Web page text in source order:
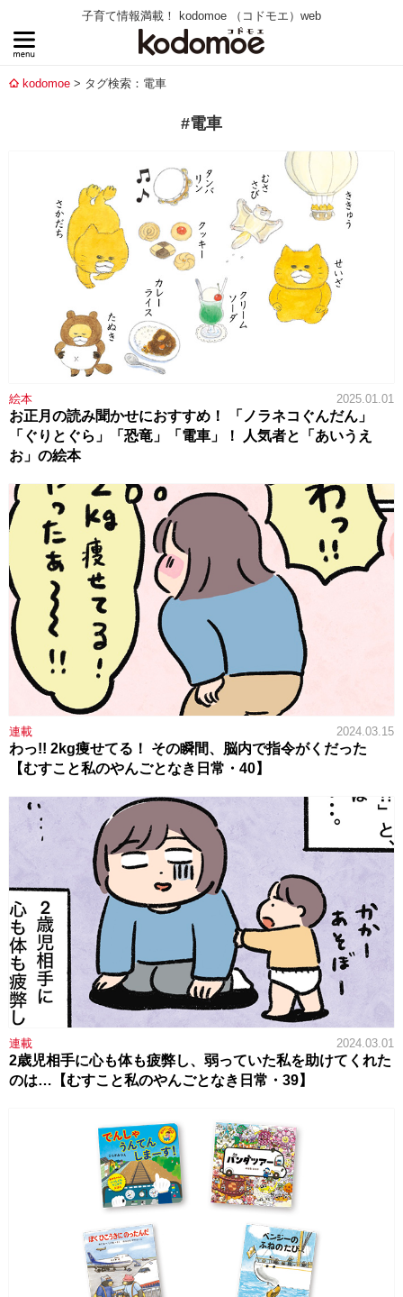
子育て情報満載！ kodomoe （コドモエ）web
kodomoe タグ検索：電車
#電車
絵本 2025.01.01
お正月の読み聞かせにおすすめ！ 「ノラネコぐんだん」
「ぐりとぐら」「恐竜」「電車」！ 人気者と「あいうえ
お」の絵本
連載 2024.03.15
わっ!! 2kg痩せてる！ その瞬間、脳内で指令がくだった
【むすこと私のやんごとなき日常・40】
連載 2024.03.01
2歳児相手に心も体も疲弊し、弱っていた私を助けてくれた
のは…【むすこと私のやんごとなき日常・39】